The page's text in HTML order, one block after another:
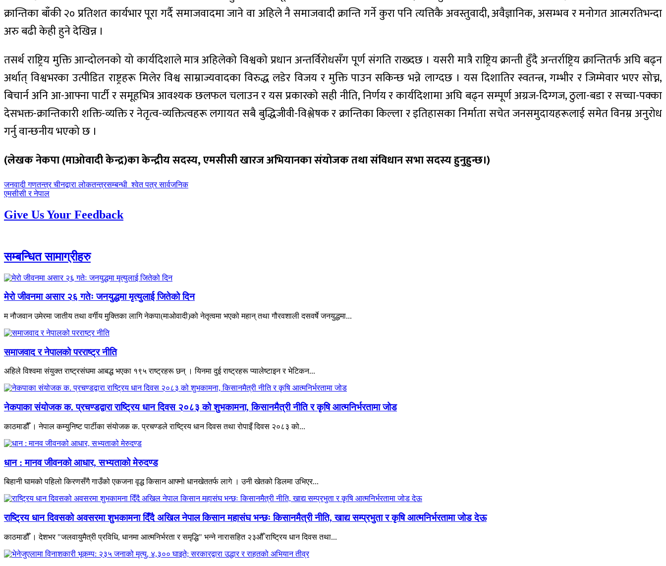
क्रान्तिका बाँकी २० प्रतिशत कार्यभार पूरा गर्दै समाजवादमा जाने वा अहिले नै समाजवादी क्रान्ति गर्ने कुरा पनि त्यत्तिकै अवस्तुवादी, अवैज्ञानिक, असम्भव र मनोगत आत्मरतिभन्दा
अरु बढी केही हुने देखिन्न ।
तसर्थ राष्ट्रिय मुक्ति आन्दोलनको यो कार्यदिशाले मात्र अहिलेको विश्वको प्रधान अन्तर्विरोधसँग पूर्ण संगति राख्दछ । यसरी मात्रै राष्ट्रिय क्रान्ती हुँदै अन्तर्राष्ट्रिय क्रान्तितर्फ अघि बढ्न
अर्थात् विश्वभरका उत्पीडित राष्ट्रहरू मिलेर विश्व साम्राज्यवादका विरुद्ध लडेर विजय र मुक्ति पाउन सकिन्छ भन्ने लाग्दछ । यस दिशातिर स्वतन्त्र, गम्भीर र जिम्मेवार भएर सोच्न,
बिचार्न अनि आ-आफ्ना पार्टी र समूहभित्र आवश्यक छलफल चलाउन र यस प्रकारको सही नीति, निर्णय र कार्यदिशामा अघि बढ्न सम्पूर्ण अग्रज-दिग्गज, ठुला-बडा र सच्चा-पक्का
देसभक्त-क्रान्तिकारी शक्ति-व्यक्ति र नेतृत्व-व्यक्तित्वहरू लगायत सबै बुद्धिजीवी-विश्लेषक र क्रान्तिका किल्ला र इतिहासका निर्माता सचेत जनसमुदायहरूलाई समेत विनम्र अनुरोध
गर्नु वान्छनीय भएको छ ।
(लेखक नेकपा (माओवादी केन्द्र)का केन्द्रीय सदस्य, एमसीसी खारज अभियानका संयोजक तथा संविधान सभा सदस्य हुनुहुन्छ।)
पछिल्लाे
-
जनवादी गणतन्त्र चीनद्वारा लोकतन्त्रसम्बन्धी श्वेत पत्र सार्वजनिक
अघिल्लाे
एमसीसी र नेपाल
Give Us Your Feedback
सम्बन्धित सामाग्रीहरु
मेरो जीवनमा असार २६ गतेः जनयुद्धमा मृत्युलाई जितेको दिन
म नौजवान उमेरमा जातीय तथा वर्गीय मुक्तिका लागि नेकपा(माओवादी)को नेतृत्वमा भएको महान् तथा गौरवशाली दसवर्षे जनयुद्धमा...
समाजवाद र नेपालको परराष्ट्र नीति
अहिले विश्वमा संयुक्त राष्ट्रसंघमा आबद्ध भएका १९५ राष्ट्रहरू छन् । यिनमा दुई राष्ट्रहरू प्यालेष्टाइन र भेटिकन...
नेकपाका संयोजक क. प्रचण्डद्वारा राष्ट्रिय धान दिवस २०८३ को शुभकामना, किसानमैत्री नीति र कृषि आत्मनिर्भरतामा जोड
काठमाडौँ । नेपाल कम्युनिष्ट पार्टीका संयोजक क. प्रचण्डले राष्ट्रिय धान दिवस तथा रोपाइँ दिवस २०८३ को...
धान : मानव जीवनको आधार, सभ्यताको मेरुदण्ड
बिहानी घामको पहिलो किरणसँगै गाउँको एकजना वृद्ध किसान आफ्नो धानखेततर्फ लागे । उनी खेतको डिलमा उभिएर...
राष्ट्रिय धान दिवसको अवसरमा शुभकामना दिँदै अखिल नेपाल किसान महासंघ भन्छः किसानमैत्री नीति, खाद्य सम्प्रभुता र कृषि आत्मनिर्भरतामा जोड देऊ
काठमाडौँ । देशभर "जलवायुमैत्री प्रविधि, धानमा आत्मनिर्भरता र समृद्धि" भन्ने नारासहित २३औँ राष्ट्रिय धान दिवस तथा...